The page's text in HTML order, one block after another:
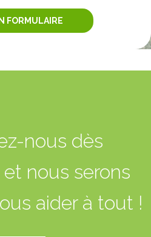
nous dès
nous serons
aider à tout !